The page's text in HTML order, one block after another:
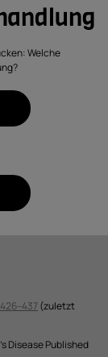
Welche
(zuletzt
Disease Published